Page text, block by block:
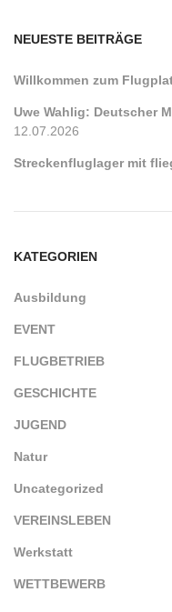
NEUESTE BEITRÄGE
Willkommen zum
Uwe Wahlig: Deutscher
12.07.2026
Streckenfluglager mit
KATEGORIEN
Ausbildung
EVENT
FLUGBETRIEB
GESCHICHTE
JUGEND
Natur
Uncategorized
VEREINSLEBEN
Werkstatt
WETTBEWERB